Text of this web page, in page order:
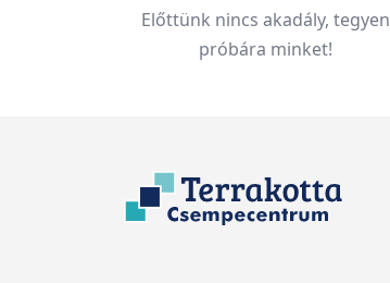
Előttünk nincs akadály, tegyen
próbára minket!